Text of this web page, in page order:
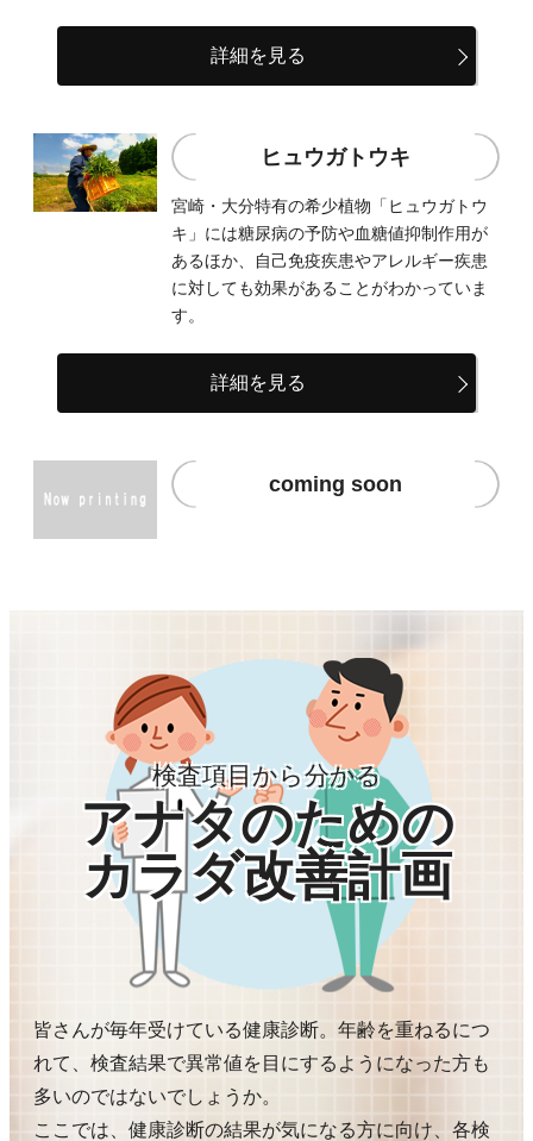
詳細を見る
ヒュウガトウキ
宮崎・大分特有の希少植物「ヒュウガトウ
キ」には糖尿病の予防や血糖値抑制作用が
あるほか、自己免疫疾患やアレルギー疾患
に対しても効果があることがわかっていま
す。
詳細を見る
coming soon
検査項目から分かる
アナタのための
カラダ改善計画
皆さんが毎年受けている健康診断。年齢を重ねるにつ
れて、検査結果で異常値を目にするようになった方も
多いのではないでしょうか。
ここでは、健康診断の結果が気になる方に向け、各検